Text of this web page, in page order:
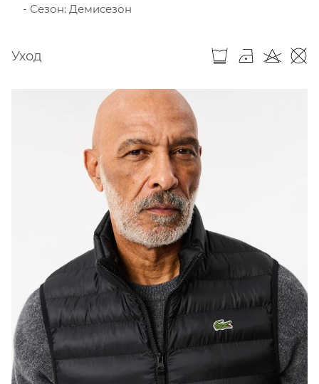
Сезон: Демисезон
Уход